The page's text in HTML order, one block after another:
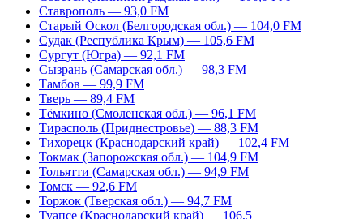
Ставрополь — 93,0 FM
Старый Оскол (Белгородская обл.) — 104,0 FM
Судак (Республика Крым) — 105,6 FM
Сургут (Югра) — 92,1 FM
Сызрань (Самарская обл.) — 98,3 FM
Тамбов — 99,9 FM
Тверь — 89,4 FM
Тёмкино (Смоленская обл.) — 96,1 FM
Тирасполь (Приднестровье) — 88,3 FM
Тихорецк (Краснодарский край) — 102,4 FM
Токмак (Запорожская обл.) — 104,9 FM
Тольятти (Самарская обл.) — 94,9 FM
Томск — 92,6 FM
Торжок (Тверская обл.) — 94,7 FM
Туапсе (Краснодарский край) — 106,5